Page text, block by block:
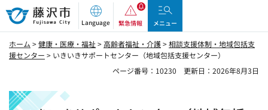
藤沢市
Language 緊急情報 メニュー
ホーム >健康・医療・福祉>高齢者福祉・介護>相談支援体制・地域包括支
援センター > いきいきサポートセンター（地域包括支援センター）
ページ番号：10230
更新日：2026年8月3日